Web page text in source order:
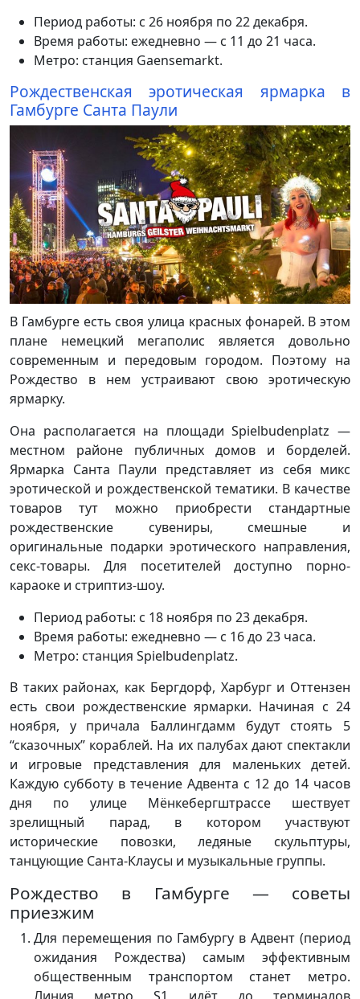
Период работы: с 26 ноября по 22 декабря.
Время работы: ежедневно — с 11 до 21 часа.
Метро: станция Gaensemarkt.
Рождественская эротическая ярмарка в
Гамбурге Санта Паули
В Гамбурге есть своя улица красных фонарей. В этом
плане немецкий мегаполис является довольно
современным и передовым городом. Поэтому на
Рождество в нем устраивают свою эротическую
ярмарку.
Она располагается на площади Spielbudenplatz —
местном районе публичных домов и борделей.
Ярмарка Санта Паули представляет из себя микс
эротической и рождественской тематики. В качестве
товаров тут можно приобрести стандартные
рождественские сувениры, смешные и
оригинальные подарки эротического направления,
секс-товары. Для посетителей доступно порно-
караоке и стриптиз-шоу.
Период работы: с 18 ноября по 23 декабря.
Время работы: ежедневно — с 16 до 23 часа.
Метро: станция Spielbudenplatz.
В таких районах, как Бергдорф, Харбург и Оттензен
есть свои рождественские ярмарки. Начиная с 24
ноября, у причала Баллингдамм будут стоять 5
“сказочных” кораблей. На их палубах дают спектакли
и игровые представления для маленьких детей.
Каждую субботу в течение Адвента с 12 до 14 часов
дня по улице Мёнкебергштрассе шествует
зрелищный парад, в котором участвуют
исторические повозки, ледяные скульптуры,
танцующие Санта-Клаусы и музыкальные группы.
Рождество в Гамбурге — советы
приезжим
Для перемещения по Гамбургу в Адвент (период
ожидания Рождества) самым эффективным
общественным транспортом станет метро.